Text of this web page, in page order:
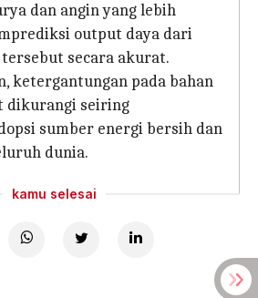
dan angin yang lebih
output daya dari
secara akurat.
ketergantungan pada bahan
dikurangi seiring
sumber energi bersih dan
dunia.
kamu selesai